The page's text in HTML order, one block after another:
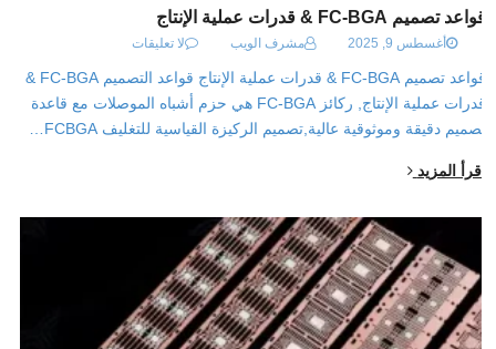
قواعد تصميم FC-BGA & قدرات عملية الإنتاج
أغسطس 9, 2025 مشرف الويب لا تعليقات
قواعد تصميم FC-BGA & قدرات عملية الإنتاج قواعد التصميم FC-BGA &
قدرات عملية الإنتاج, ركائز FC-BGA هي حزم أشباه الموصلات مع قاعدة
تصميم دقيقة وموثوقية عالية,تصميم الركيزة القياسية للتغليف FCBGA…
اقرأ المزيد